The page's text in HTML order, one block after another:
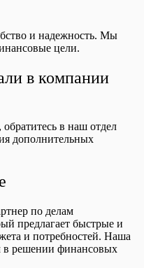
и надежность. Мы
цели.
в компании
в наш отдел
дополнительных
по делам
предлагает быстрые и
и потребностей. Наша
в решении финансовых